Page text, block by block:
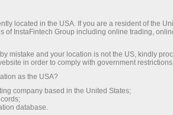
23.07.2019 10:00
приступать к
located in the USA. If you are a resident of the
of InstaFintech Group including online trading,
mistake and your location is not the US, kindly
in order to comply with government
as the USA?
company based in the United States;
database.